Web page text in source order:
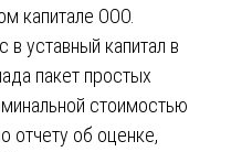
капитале ООО.
уставный капитал в
пакет простых
стоимостью
отчету об оценке,